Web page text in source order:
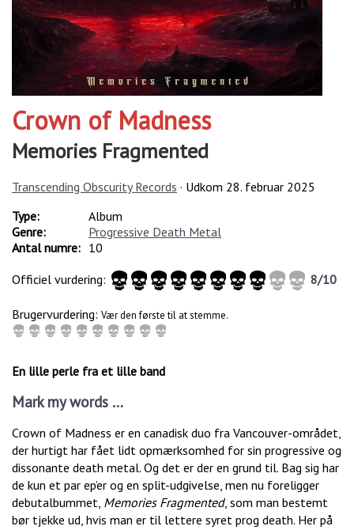
Crown of Madness
Memories Fragmented
Transcending Obscurity Records · Udkom 28. februar 2025
Type:
Album
Genre:
Progressive Death Metal
Antal numre: 10
Officiel vurdering:
8/10
Brugervurdering: Vær den første til at stemme.
En lille perle fra et lille band
Mark my words …
Crown of Madness er en canadisk duo fra Vancouver-området,
der hurtigt har fået lidt opmærksomhed for sin progressive og
dissonante death metal. Og det er der en grund til. Bag sig har
de kun et par ep’er og en split-udgivelse, men nu foreligger
debutalbummet, Memories Fragmented, som man bestemt
bør tjekke ud, hvis man er til lettere syret prog death. Her på